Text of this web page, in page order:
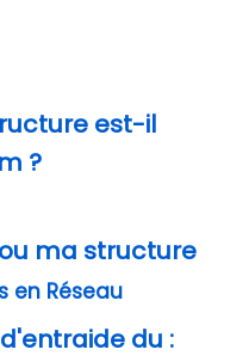
est-il
?
ma structure
en Réseau
du :